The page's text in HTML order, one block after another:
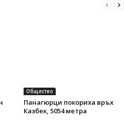
Общество
Панагюрци покориха връх
Казбек, 5054 метра